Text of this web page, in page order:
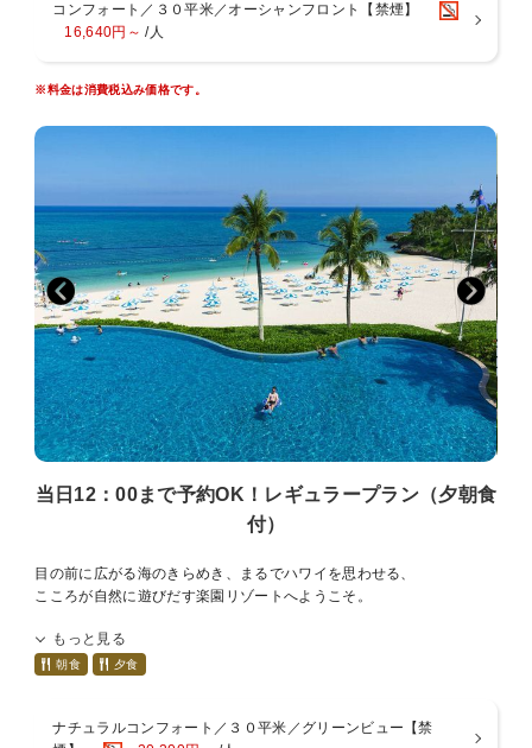
■おもてなし
・身障者用車椅子の貸出可（事前予約制）
■ファミリー（お子様）サービス
・ベビーカー・ベビーベッド貸出可（事前予約制）
■注意事項■※ご予約前に必ずお読みください。
・満室等の都合により60日より前にご予約の受付を締め切らせていた
だく場合がございます。
・プランお申し込み後の宿泊日、泊数、室数、人数のご変更はできま
せん。
ご変更の際は、ご予約をお取り消しの上、改めてお申込をお願いい
たします。
再予約完了日が既に60日前を経過している場合は適応されません。
コンフォート／３０平米／オーシャンフロント【禁煙】
16,640円～ /人
※料金は消費税込み価格です。
当日12：00まで予約OK！レギュラープラン（夕朝食
付）
目の前に広がる海のきらめき、まるでハワイを思わせる、
こころが自然に遊びだす楽園リゾートへようこそ。
当日12:00まで予約可能の基本夕・朝食付きプラン
コラーロの朝食は目の前で作るふわふわオムレツに南国のフルーツと
もっと見る
朝食 夕食
ナチュラルコンフォート／３０平米／グリーンビュー【禁